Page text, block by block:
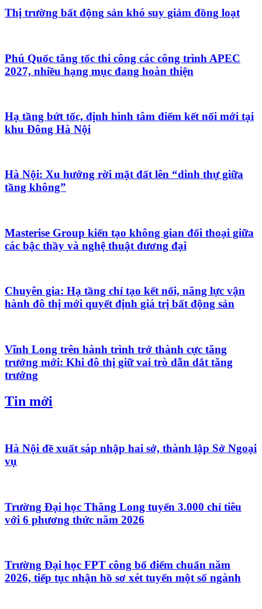
Thị trường bất động sản khó suy giảm đồng loạt
Phú Quốc tăng tốc thi công các công trình APEC
2027, nhiều hạng mục đang hoàn thiện
Hạ tầng bứt tốc, định hình tâm điểm kết nối mới tại
khu Đông Hà Nội
Hà Nội: Xu hướng rời mặt đất lên “dinh thự giữa
tầng không”
Masterise Group kiến tạo không gian đối thoại giữa
các bậc thầy và nghệ thuật đương đại
Chuyên gia: Hạ tầng chỉ tạo kết nối, năng lực vận
hành đô thị mới quyết định giá trị bất động sản
Vĩnh Long trên hành trình trở thành cực tăng
trưởng mới: Khi đô thị giữ vai trò dẫn dắt tăng
trưởng
Tin mới
Hà Nội đề xuất sáp nhập hai sở, thành lập Sở Ngoại
vụ
Trường Đại học Thăng Long tuyển 3.000 chỉ tiêu
với 6 phương thức năm 2026
Trường Đại học FPT công bố điểm chuẩn năm
2026, tiếp tục nhận hồ sơ xét tuyển một số ngành